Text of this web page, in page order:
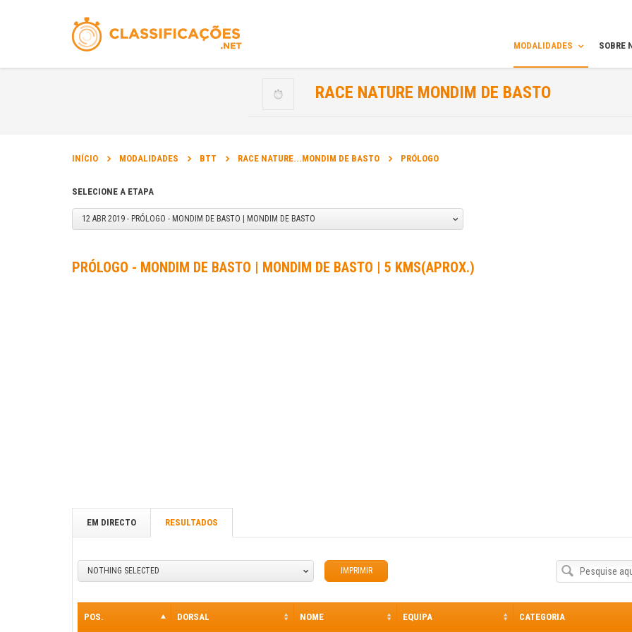
MODALIDADES SOBRE
RACE NATURE MONDIM DE BASTO
INÍCIO MODALIDADES BTT RACE NATURE...MONDIM DE BASTO PRÓLOGO
SELECIONE A ETAPA
12 ABR 2019 - PRÓLOGO - MONDIM DE BASTO | MONDIM DE BASTO
PRÓLOGO - MONDIM DE BASTO | MONDIM DE BASTO | 5 KMS(APROX.)
EM DIRECTO RESULTADOS
NOTHING SELECTED IMPRIMIR
POS. DORSAL NOME EQUIPA CATEGORIA